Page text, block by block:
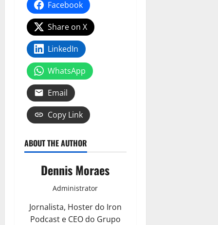
Facebook
Share on X
LinkedIn
WhatsApp
Email
Copy Link
ABOUT THE AUTHOR
Dennis Moraes
Administrator
Jornalista, Hoster do Iron
Podcast e CEO do Grupo